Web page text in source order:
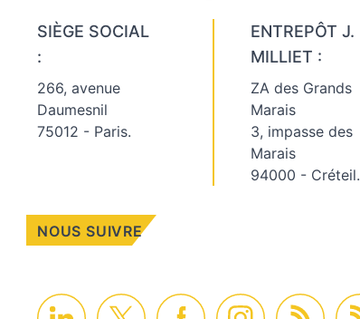
SIÈGE SOCIAL
:
266, avenue
Daumesnil
75012 - Paris.
ENTREPÔT J.
MILLIET :
ZA des Grands
Marais
3, impasse des
Marais
94000 - Créteil.
NOUS SUIVRE